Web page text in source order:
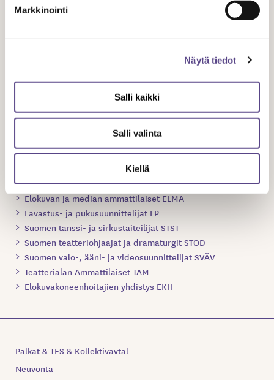
Markkinointi
Näytä tiedot
Salli kaikki
Salli valinta
Kiellä
(Sisään meren puolelta Kuljetusliittojen ovesta)
VALMISTAUDU YHTEYDENOTTOON
YHTEYSTIEDOT
Temen jäsenjärjestöt
Elokuvan ja median ammattilaiset ELMA
Lavastus- ja pukusuunnittelijat LP
Suomen tanssi- ja sirkustaiteilijat STST
Suomen teatteriohjaajat ja dramaturgit STOD
Suomen valo-, ääni- ja videosuunnittelijat SVÄV
Teatterialan Ammattilaiset TAM
Elokuvakoneenhoitajien yhdistys EKH
Palkat & TES & Kollektivavtal
Neuvonta